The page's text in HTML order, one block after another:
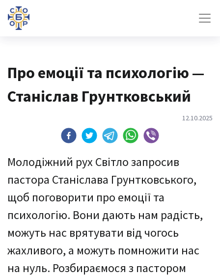
Про емоції та психологію —
Станіслав Грунтковський
12.10.2025
Молодіжний рух Світло запросив
пастора Станіслава Грунтковського,
щоб поговорити про емоції та
психологію. Вони дають нам радість,
можуть нас врятувати від чогось
жахливого, а можуть помножити нас
на нуль. Розбираємося з пастором